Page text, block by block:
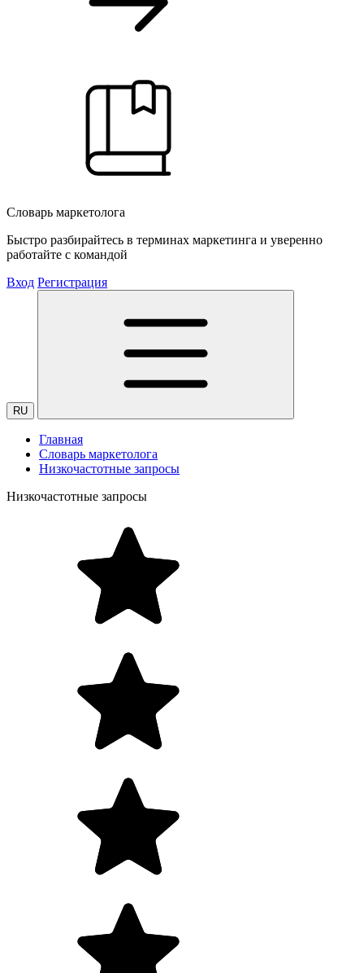
Словарь маркетолога
Быстро разбирайтесь в терминах маркетинга и уверенно
работайте с командой
Вход Регистрация
RU
Главная
Словарь маркетолога
Низкочастотные запросы
Низкочастотные запросы